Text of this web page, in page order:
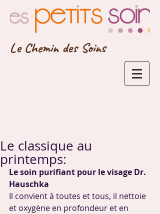
Le Chemin des Soins
Le classique au
printemps:
Le soin purifiant pour le visage Dr.
Hauschka
Il convient à toutes et tous, il nettoie
et oxygène en profondeur et en